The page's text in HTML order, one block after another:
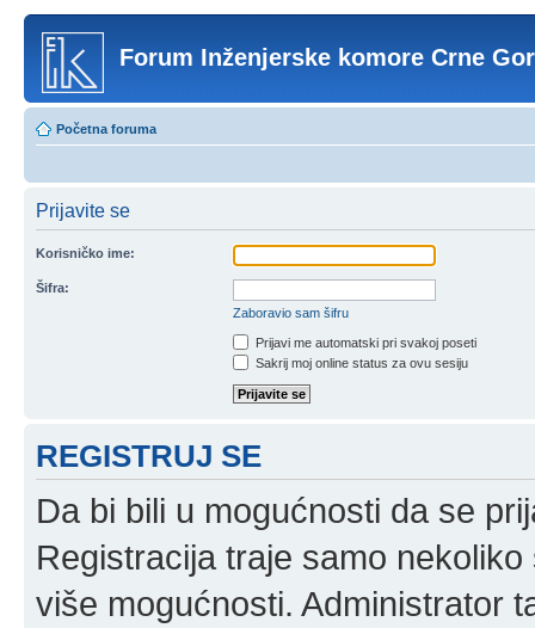
Forum Inženjerske komore Crne
Početna foruma
Prijavite se
Korisničko ime:
Šifra:
Zaboravio sam šifru
Prijavi me automatski pri svakoj poseti
Sakrij moj online status za ovu sesiju
REGISTRUJ SE
Da bi bili u mogućnosti da se
Registracija traje samo
više mogućnosti. Administrator